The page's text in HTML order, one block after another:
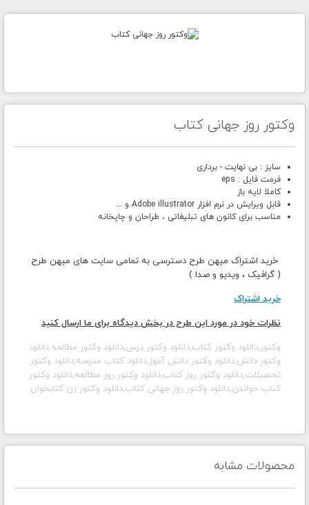
وکتور روز جهانی کتاب
سایز : بی نهایت - برداری
فرمت فایل : eps
کاملا لایه باز
قابل ویرایش در نرم افزار Adobe illustrator و ...
مناسب برای کانون های تبلیغاتی ، طراحان و چاپخانه
خرید اشتراک میهن طرح دسترسی به تمامی سایت های میهن طرح
( گرافیک ، ویدیو و صدا )
خرید اشتراک
نظرات خود در مورد این طرح در بخش دیدگاه برای ما ارسال کنید
وکتور,دانلود وکتور کتاب,دانلود وکتور درس,دانلود وکتور مطالعه,دانلود
وکتور دانش,دانلود وکتور دانش آموز,دانلود کتاب مدرسه,دانلود وکتور
تحصیلات,دانلود وکتور روز کتاب,دانلود وکتور روز مطالعه,دانلود وکتور
کتاب خواندن,دانلود وکتور روز جهانی کتاب,دانلود وکتور زن کتابخوان
محصولات مشابه